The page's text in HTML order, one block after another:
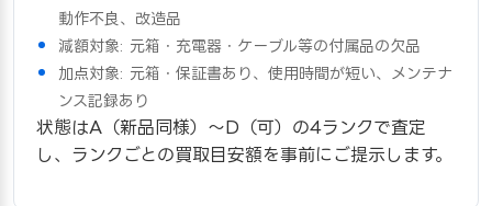
動作不良、改造品
減額対象: 元箱・充電器・ケーブル等の付属品の欠品
加点対象: 元箱・保証書あり、使用時間が短い、メンテナ
ンス記録あり
状態はA（新品同様）〜D（可）の4ランクで査定
し、ランクごとの買取目安額を事前にご提示します。